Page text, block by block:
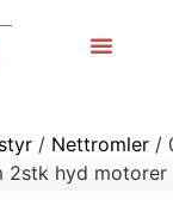
/ Nettromler/
2stk hyd motorer